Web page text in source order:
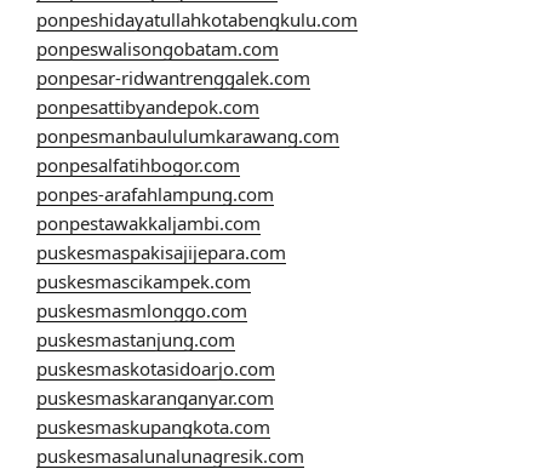
ponpeshidayatullahkotabengkulu.com
ponpeswalisongobatam.com
ponpesar-ridwantrenggalek.com
ponpesattibyandepok.com
ponpesmanbaululumkarawang.com
ponpesalfatihbogor.com
ponpes-arafahlampung.com
ponpestawakkaljambi.com
puskesmaspakisajijepara.com
puskesmascikampek.com
puskesmasmlonggo.com
puskesmastanjung.com
puskesmaskotasidoarjo.com
puskesmaskaranganyar.com
puskesmaskupangkota.com
puskesmasalunalunagresik.com